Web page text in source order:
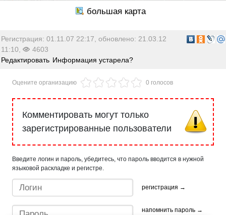
Регистрация: 01.11.07 22:17, обновлено: 21.03.12
11:10,
4603
Редактировать Информация устарела?
Оцените организацию 0 голосов
Комментировать могут только
зарегистрированные пользователи
Введите логин и пароль, убедитесь, что пароль вводится в нужной
языковой раскладке и регистре.
регистрация →
напомнить пароль →